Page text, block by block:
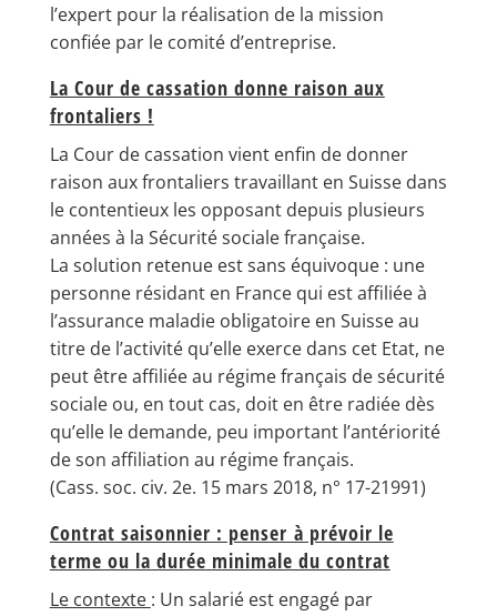
l’expert pour la réalisation de la mission
confiée par le comité d’entreprise.
La Cour de cassation donne raison aux
frontaliers !
La Cour de cassation vient enfin de donner
raison aux frontaliers travaillant en Suisse dans
le contentieux les opposant depuis plusieurs
années à la Sécurité sociale française.
La solution retenue est sans équivoque : une
personne résidant en France qui est affiliée à
l’assurance maladie obligatoire en Suisse au
titre de l’activité qu’elle exerce dans cet Etat, ne
peut être affiliée au régime français de sécurité
sociale ou, en tout cas, doit en être radiée dès
qu’elle le demande, peu important l’antériorité
de son affiliation au régime français.
(Cass. soc. civ. 2e. 15 mars 2018, n° 17-21991)
Contrat saisonnier : penser à prévoir le
terme ou la durée minimale du contrat
Le contexte : Un salarié est engagé par